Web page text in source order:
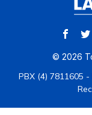
© 2026
PBX (4) 7811605